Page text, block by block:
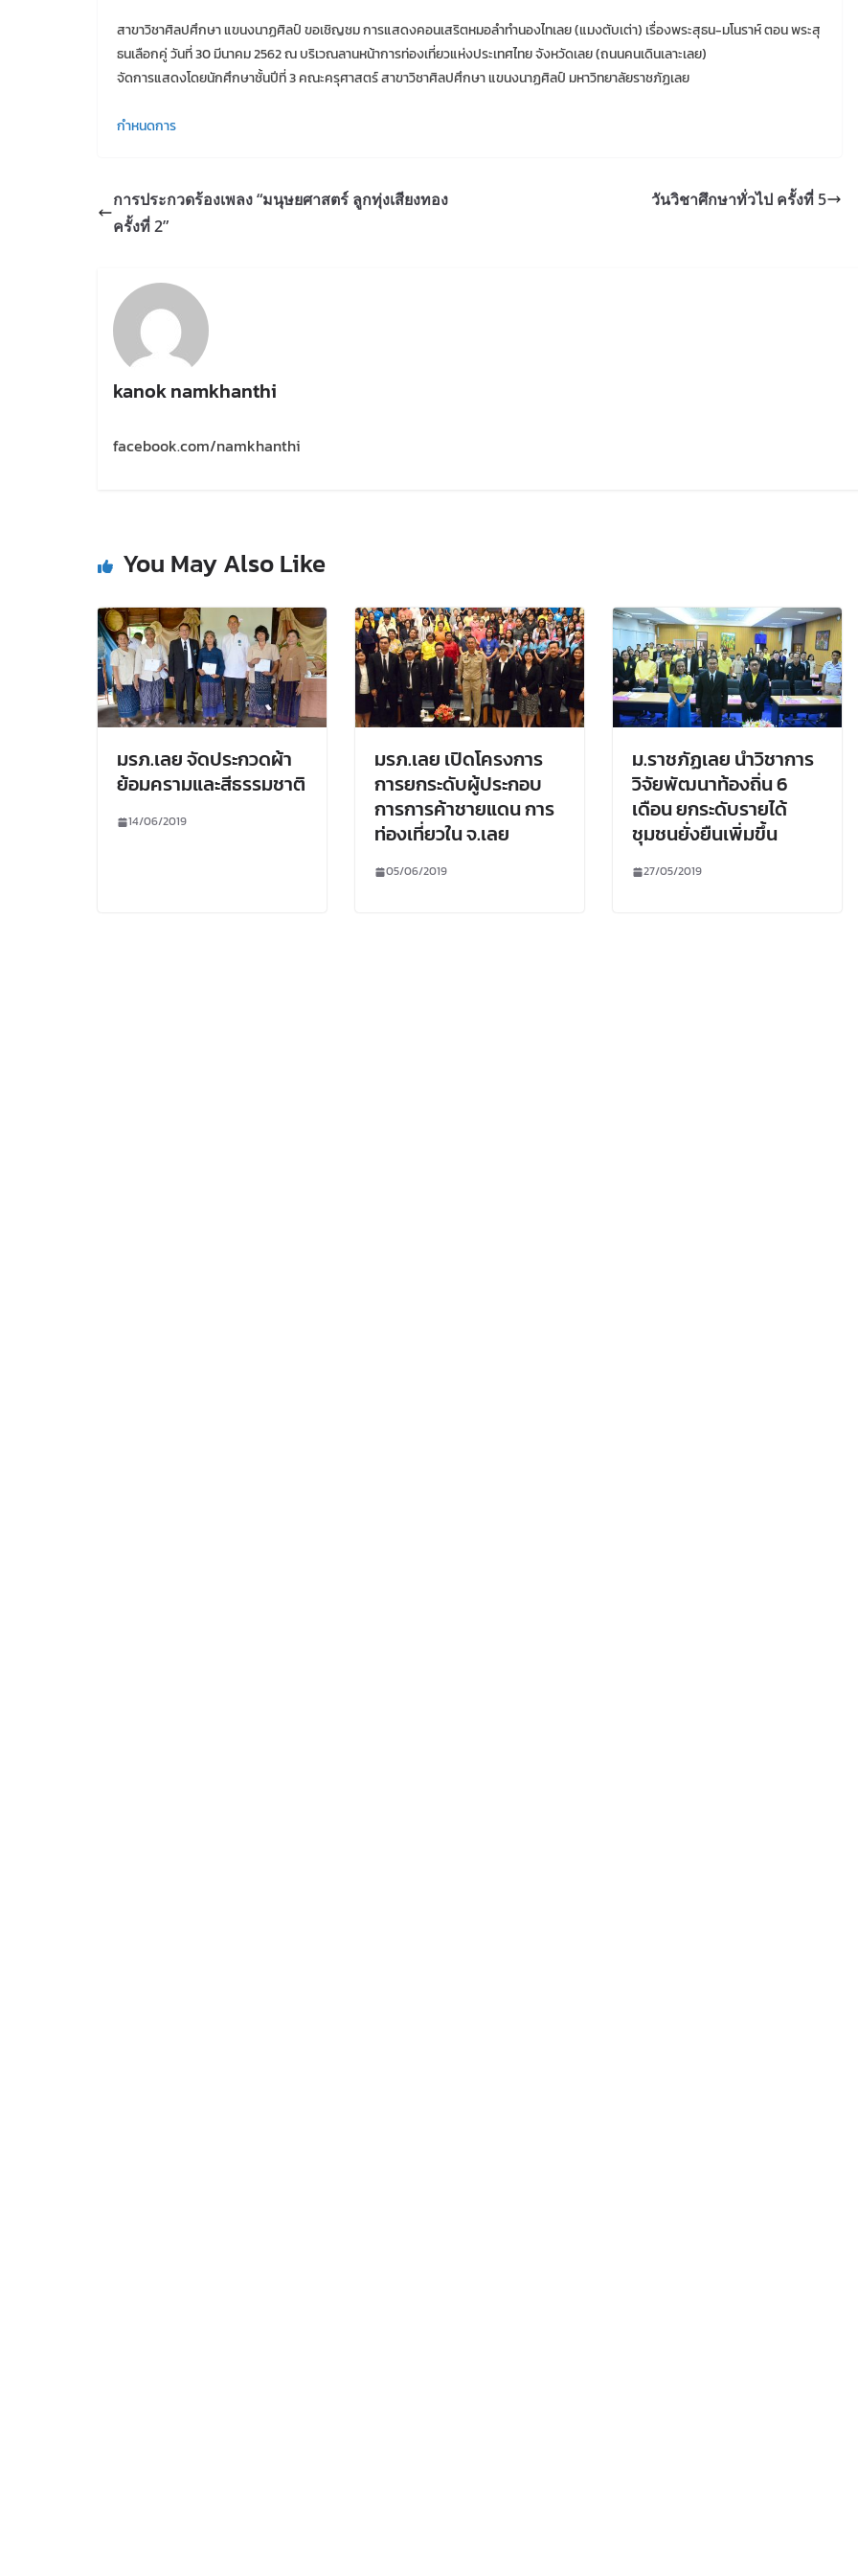
สาขาวิชาศิลปศึกษา แขนงนาฏศิลป์ ขอเชิญชม การแสดงคอนเสริตหมอลำทำนองไทเลย (แมงตับเต่า) เรื่องพระสุธน-มโนราห์ ตอน พระสุ
ธนเลือกคู่ วันที่ 30 มีนาคม 2562 ณ บริเวณลานหน้าการท่องเที่ยวแห่งประเทศไทย จังหวัดเลย (ถนนคนเดินเลาะเลย)
จัดการแสดงโดยนักศึกษาชั้นปีที่ 3 คณะครุศาสตร์ สาขาวิชาศิลปศึกษา แขนงนาฏศิลป์ มหาวิทยาลัยราชภัฏเลย
กำหนดการ
การประกวดร้องเพลง “มนุษยศาสตร์ ลูกทุ่งเสียงทอง
ครั้งที่ 2”
วันวิชาศึกษาทั่วไป ครั้งที่ 5
kanok namkhanthi
facebook.com/namkhanthi
You May Also Like
มรภ.เลย จัดประกวดผ้า
ย้อมครามและสีธรรมชาติ
14/06/2019
มรภ.เลย เปิดโครงการ
การยกระดับผู้ประกอบ
การการค้าชายแดน การ
ท่องเที่ยวใน จ.เลย
05/06/2019
ม.ราชภัฏเลย นำวิชาการ
วิจัยพัฒนาท้องถิ่น 6
เดือน ยกระดับรายได้
ชุมชนยั่งยืนเพิ่มขึ้น
27/05/2019